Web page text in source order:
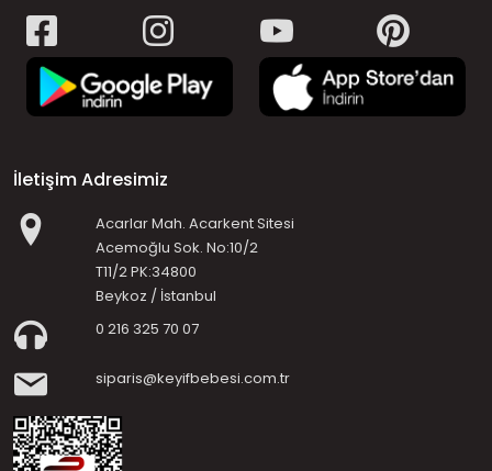
İletişim Adresimiz
Acarlar Mah. Acarkent Sitesi
Acemoğlu Sok. No:10/2
T11/2 PK:34800
Beykoz / İstanbul
0 216 325 70 07
siparis@keyifbebesi.com.tr